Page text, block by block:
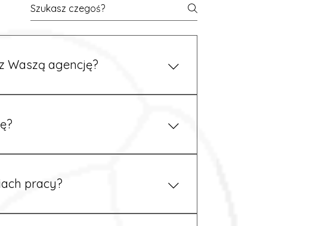
Waszą agencję?
skontaktować się z nami telefonicznie.
znasz podstawy niemieckiego,
pracy?
uzgodnieniu z